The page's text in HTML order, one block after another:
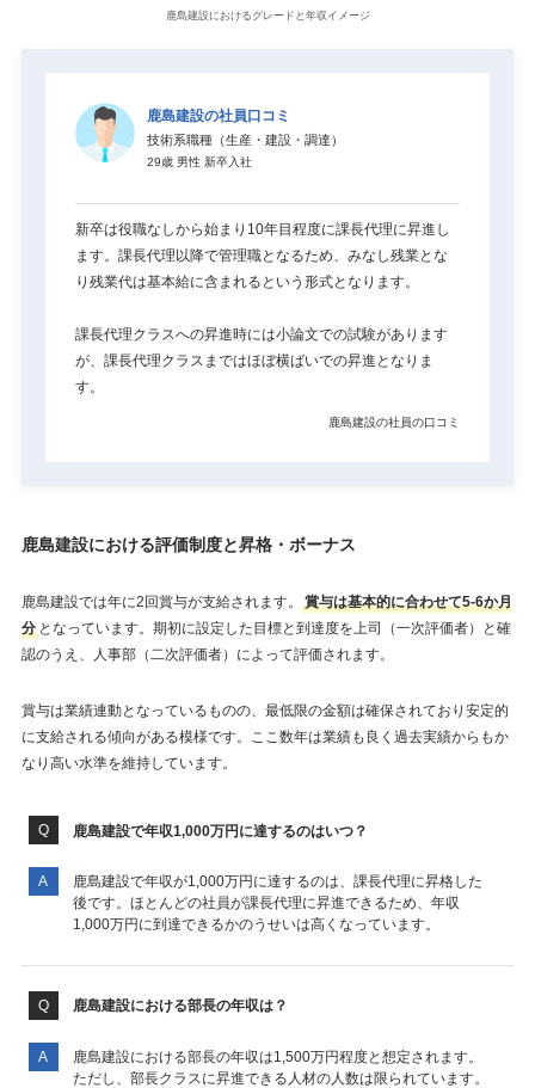
鹿島建設におけるグレードと年収イメージ
鹿島建設の社員口コミ
技術系職種（生産・建設・調達）
29歳 男性 新卒入社
新卒は役職なしから始まり10年目程度に課長代理に昇進し
ます。課長代理以降で管理職となるため、みなし残業とな
り残業代は基本給に含まれるという形式となります。
課長代理クラスへの昇進時には小論文での試験があります
が、課長代理クラスまではほぼ横ばいでの昇進となりま
す。
鹿島建設の社員の口コミ
鹿島建設における評価制度と昇格・ボーナス
鹿島建設では年に2回賞与が支給されます。
賞与は基本的に合わせて5-6か月
分となっています。期初に設定した目標と到達度を上司（一次評価者）と確
認のうえ、人事部（二次評価者）によって評価されます。
賞与は業績連動となっているものの、最低限の金額は確保されており安定的
に支給される傾向がある模様です。ここ数年は業績も良く過去実績からもか
なり高い水準を維持しています。
鹿島建設で年収1,000万円に達するのはいつ？
鹿島建設で年収が1,000万円に達するのは、課長代理に昇格した
後です。ほとんどの社員が課長代理に昇進できるため、年収
1,000万円に到達できるかのうせいは高くなっています。
鹿島建設における部長の年収は？
鹿島建設における部長の年収は1,500万円程度と想定されます。
ただし、部長クラスに昇進できる人材の人数は限られています。